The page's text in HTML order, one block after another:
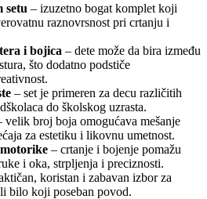
setu – izuzetno bogat komplet koji
raznovrsnost pri crtanju i
i bojica – dete može da bira između
što dodatno podstiče
– set je primeren za decu različitih
do školskog uzrasta.
velik broj boja omogućava mešanje
za estetiku i likovnu umetnost.
– crtanje i bojenje pomažu
i oka, strpljenja i preciznosti.
koristan i zabavan izbor za
bilo koji poseban povod.